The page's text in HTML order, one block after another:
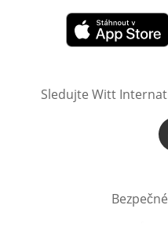
Otevře v novém
Sledujte Witt